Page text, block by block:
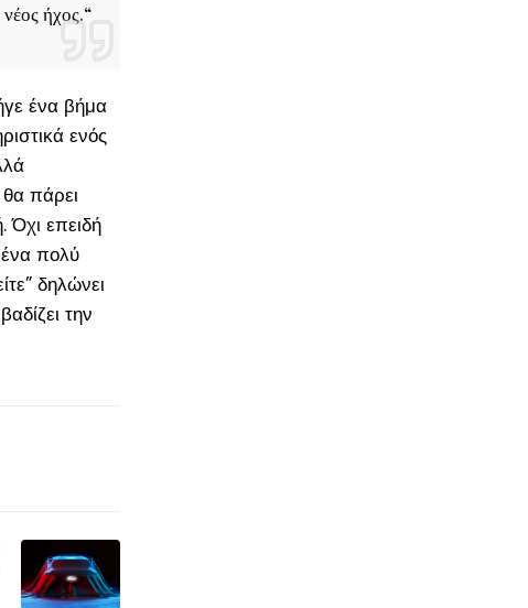
ήχος.“
ένα βήμα
ενός
πάρει
Όχι επειδή
πολύ
δηλώνει
την